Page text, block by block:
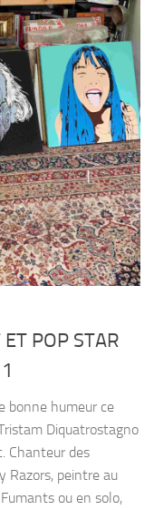
POP STAR
bonne humeur ce
Diquatrostagno
Chanteur des
Razors, peintre au
ou en solo,